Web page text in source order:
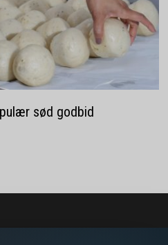
sød godbid